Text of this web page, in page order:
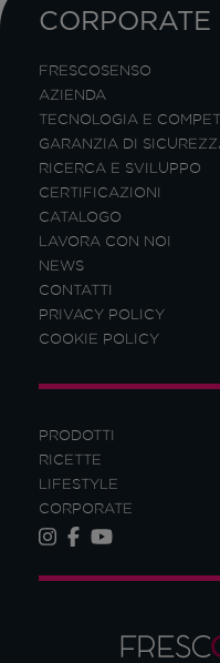
PRODOTTI
RICETTE
LIFESTYLE
CORPORATE
CORPORATE
FRESCOSENSO
AZIENDA
TECNOLOGIA E
GARANZIA DI
RICERCA E SVILUPPO
CERTIFICAZIONI
CATALOGO
LAVORA CON NOI
NEWS
CONTATTI
PRIVACY POLICY
COOKIE POLICY